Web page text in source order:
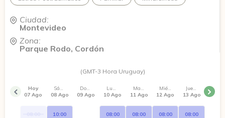
Ciudad:
Montevideo
Zona:
Parque Rodo, Cordón
(GMT-3 Hora Uruguay)
Hoy
07 Ago
Sábado
08 Ago
10:00
Domingo
09 Ago
Lunes
10 Ago
08:00
Martes
11 Ago
08:00
Miércoles
12 Ago
08:00
Jueves
13 Ago
08:00